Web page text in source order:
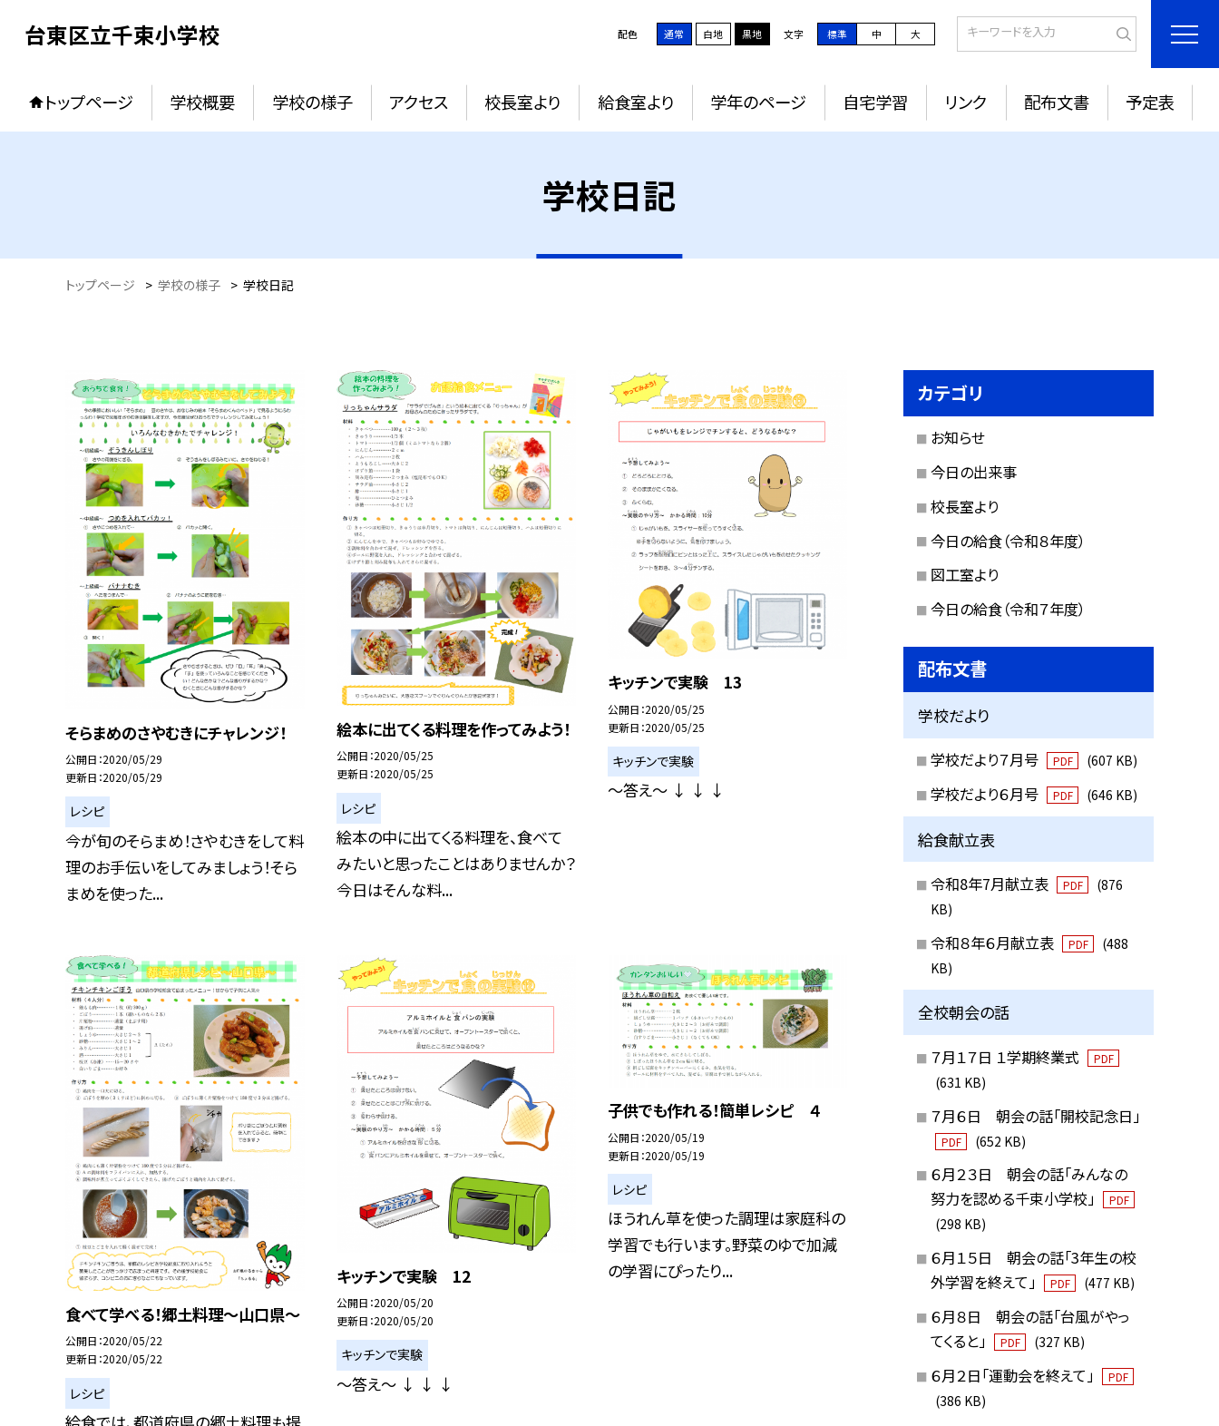
台東区立千束小学校 配色 通常 白地 黒地 文字 標準 中 大
トップページ 学校概要 学校の様子 アクセス 校長室より 給食室より 学年のページ 自宅学習 リンク 配布文書 予定表
学校日記
トップページ > 学校の様子 > 学校日記
そらまめのさやむきにチャレンジ！
公開日 2020/05/29
更新日 2020/05/29
レシピ
今が旬のそらまめ！さやむきをして料
理のお手伝いをしてみましょう！そら
まめを使った...
絵本に出てくる料理を作ってみよう！
公開日 2020/05/25
更新日 2020/05/25
レシピ
絵本の中に出てくる料理を、食べて
みたいと思ったことはありませんか？
今日はそんな料...
キッチンで実験 13
公開日 2020/05/25
更新日 2020/05/25
キッチンで実験
〜答え〜 ↓ ↓ ↓
食べて学べる！郷土料理〜山口県〜
公開日 2020/05/22
更新日 2020/05/22
レシピ
キッチンで実験 12
公開日 2020/05/20
更新日 2020/05/20
キッチンで実験
〜答え〜 ↓ ↓ ↓
子供でも作れる！簡単レシピ ４
公開日 2020/05/19
更新日 2020/05/19
レシピ
ほうれん草を使った調理は家庭科の
学習でも行います。野菜のゆで加減
の学習にぴったり...
カテゴリ
お知らせ
今日の出来事
校長室より
今日の給食（令和８年度）
図工室より
今日の給食（令和７年度）
配布文書
学校だより
学校だより７月号 PDF (607 KB)
学校だより６月号 PDF (646 KB)
給食献立表
令和8年7月献立表 PDF
(876
KB)
令和８年６月献立表 PDF
(488
KB)
全校朝会の話
７月１７日 １学期終業式 PDF
(631 KB)
７月６日 朝会の話「開校記念日」
PDF (652 KB)
６月２３日 朝会の話「みんなの
努力を認める千束小学校」
PDF
(298 KB)
６月１５日 朝会の話「3年生の校
外学習を終えて」
PDF (477 KB)
６月８日 朝会の話「台風がやっ
てくると」
PDF (327 KB)
６月２日「運動会を終えて」 PDF
(386 KB)